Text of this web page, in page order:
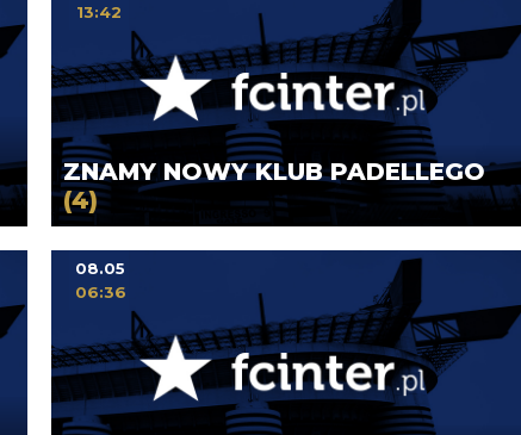
ZNAMY NOWY KLUB PADELLEGO
(4)
13:42
08.05
06:36